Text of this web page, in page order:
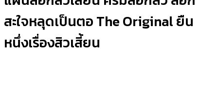
สะใจหลุดเป็นตอ The Original ยืน
หนึ่งเรื่องสิวเสี้ยน